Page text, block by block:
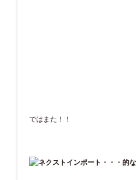
ではまた！！